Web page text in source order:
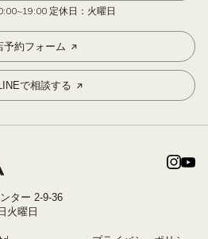
定休日：火曜日
予約フォーム
で相談する
ター 2-9-36
火曜日